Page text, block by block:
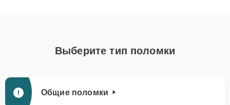
Выберите тип поломки
Общие поломки